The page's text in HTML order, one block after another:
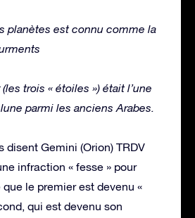
planètes est connu comme la
trois « étoiles ») était l’une
parmi les anciens Arabes.
disent Gemini (Orion) TRDV
infraction « fesse » pour
le premier est devenu «
qui est devenu son